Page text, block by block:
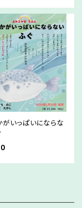
がいっぱいにならな